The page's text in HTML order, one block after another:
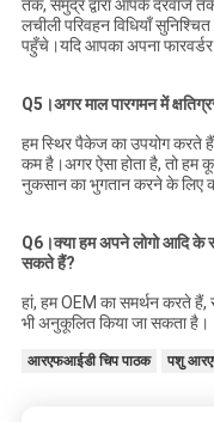
तक, समुद्र द्वारा आपके दरवाजे
लचीली परिवहन विधियाँ
पहुँचे।यदि आपका अपना
Q5।अगर माल पारगमन में
हम स्थिर पैकेज का उपयोग करते हैं,
कम है।अगर ऐसा होता है, तो हम
नुकसान का भुगतान करने के लिए
Q6।क्या हम अपने लोगो आदि के
सकते हैं?
हां, हम OEM का समर्थन करते
भी अनुकूलित किया जा सकता है।
आरएफआईडी चिप पाठक पशु